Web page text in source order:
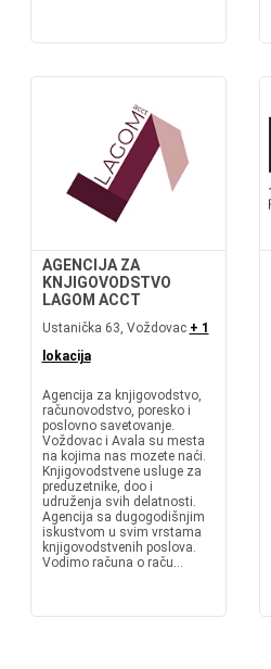
AGENCIJA ZA
KNJIGOVODSTVO
LAGOM ACCT
Ustanička 63, Voždovac + 1
lokacija
Agencija za knjigovodstvo,
računovodstvo, poresko i
poslovno savetovanje.
Voždovac i Avala su mesta
na kojima nas mozete naći.
Knjigovodstvene usluge za
preduzetnike, doo i
udruženja svih delatnosti.
Agencija sa dugogodišnjim
iskustvom u svim vrstama
knjigovodstvenih poslova.
Vodimo računa o raču...